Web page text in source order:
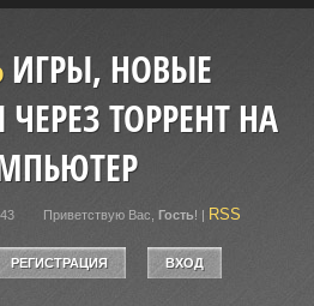
ИГРЫ, НОВЫЕ
ТОРРЕНТ НА
Приветствую Вас Гость! | RSS
РЕГИСТРАЦИЯ ВХОД